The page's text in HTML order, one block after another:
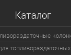
Каталог